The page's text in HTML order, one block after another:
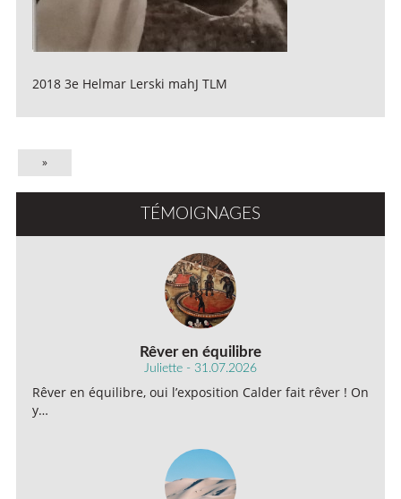
2018 3e Helmar Lerski mahJ TLM
»
TÉMOIGNAGES
Rêver en équilibre
Juliette - 31.07.2026
Rêver en équilibre, oui l’exposition Calder fait rêver ! On
y…